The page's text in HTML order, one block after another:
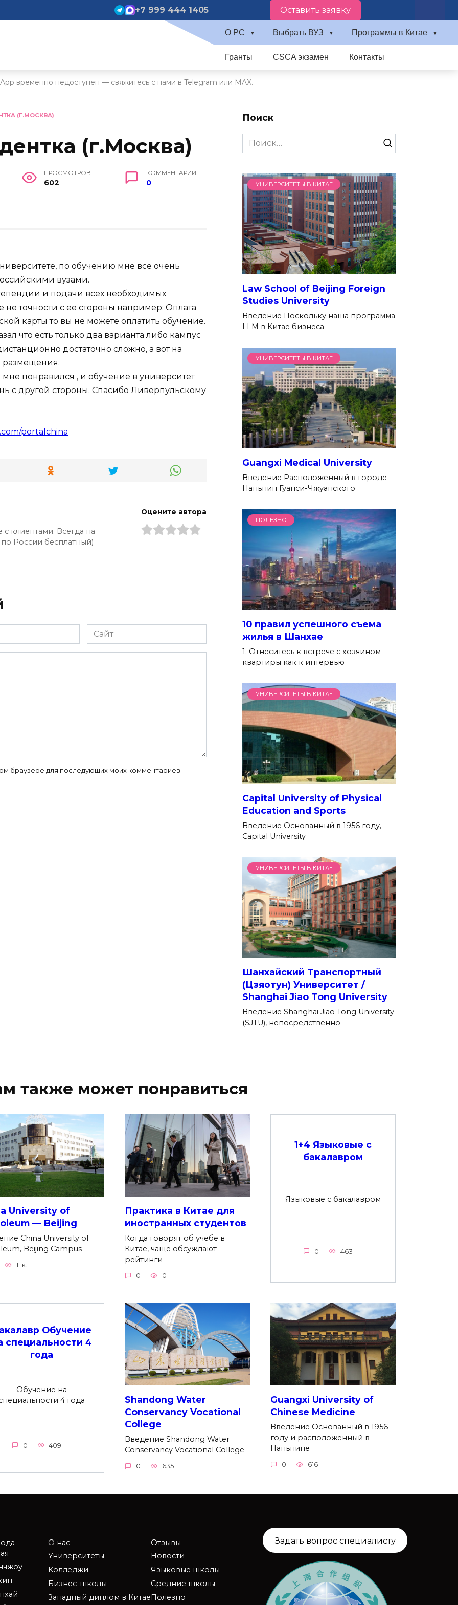
+7 999 444 1405 Оставить заявку
О PC Выбрать ВУЗ Программы в Китае
Гранты CSCA экзамен Контакты
временно недоступен — свяжитесь с нами в Telegram или MAX.
(Г.МОСКВА)
(г.Москва)
ПРОСМОТРОВ
602
КОММЕНТАРИИ
0
по обучению мне всё очень
вузами.
и подачи всех необходимых
точности с ее стороны например: Оплата
карты то вы не можете оплатить обучение.
что есть только два варианта либо кампус
достаточно сложно, а вот на
размещения.
понравился , и обучение в университет
с другой стороны. Спасибо Ливерпульскому
portalchina
клиентами. Всегда на
России бесплатный)
Оцените автора
Сайт
браузере для последующих моих комментариев.
Поиск
Search
for:
УНИВЕРСИТЕТЫ В КИТАЕ
Law School of Beijing Foreign
Studies University
Введение Поскольку наша программа
LLM в Китае бизнеса
УНИВЕРСИТЕТЫ В КИТАЕ
Guangxi Medical University
Введение Расположенный в городе
Наньнин Гуанси-Чжуанского
ПОЛЕЗНО
10 правил успешного съема
жилья в Шанхае
1. Отнеситесь к встрече с хозяином
квартиры как к интервью
УНИВЕРСИТЕТЫ В КИТАЕ
Capital University of Physical
Education and Sports
Введение Основанный в 1956 году,
Capital University
УНИВЕРСИТЕТЫ В КИТАЕ
Шанхайский Транспортный
(Цзяотун) Университет /
Shanghai Jiao Tong University
Введение Shanghai Jiao Tong University
(SJTU), непосредственно
также может понравиться
University of
— Beijing
China University of
Beijing Campus
1.1к.
Практика в Китае для
иностранных студентов
Когда говорят об учёбе в
Китае, чаще обсуждают
рейтинги
0 0
1+4 Языковые с
бакалавром
Языковые с бакалавром
0 463
Обучение
специальности 4
года
Обучение на
4 года
0 409
Shandong Water
Conservancy Vocational
College
Введение Shandong Water
Conservancy Vocational College
0 635
Guangxi University of
Chinese Medicine
Введение Основанный в 1956
году и расположенный в
Наньнине
0 616
О нас
Университеты
Колледжи
Бизнес-школы
Западный диплом в Китае
Отзывы
Новости
Языковые школы
Средние школы
Полезно
Задать вопрос специалисту